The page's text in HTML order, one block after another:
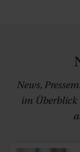
News,
im Überblick